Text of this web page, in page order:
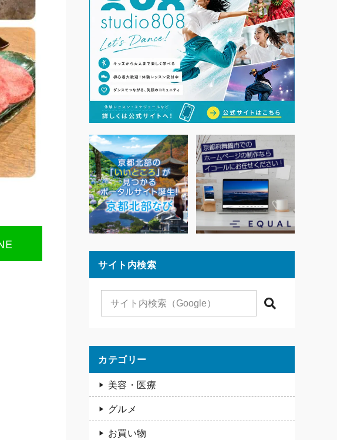
サイト内検索
検索
カテゴリー
美容・医療
グルメ
お買い物